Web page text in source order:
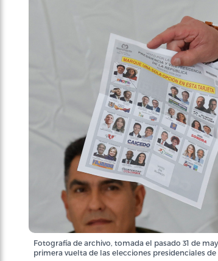
Fotografía de archivo, tomada el pasado 31 de
primera vuelta de las elecciones presidenciales